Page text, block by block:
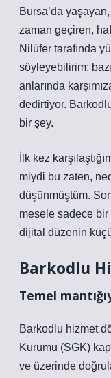
Bursa’da
zaman geçiren,
Nilüfer tarafında
söyleyebilirim:
anlarında
dedirtiyor.
bir şey.
İlk kez
miydi bu zaten,
düşünmüştüm.
mesele sadece
dijital düzenin
Barkodlu
Temel
Barkodlu hizmet
Kurumu (SGK)
ve üzerinde